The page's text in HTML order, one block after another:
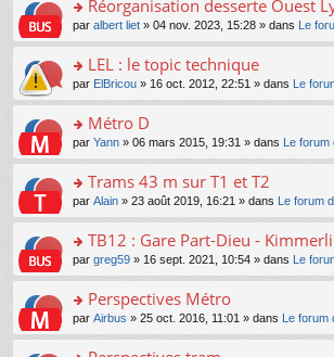
nt
ré
c
e
nt
le
pl
u
s
ré
c
e
nt
n
n
le
pl
u
s
ré
c
e
nt
a
g
e
n
n
le
pl
u
s
ré
c
e
nt
m
e
s
a
g
e
n
n
le
pl
u
s
ré
c
e
nt
ult
er
le
m
e
s
a
g
e
n
n
le
pl
u
s
ré
c
e
o
n
s
ult
er
le
m
e
s
a
g
e
n
n
le
pl
u
s
Réorganisation desserte Ouest
par albert liet » 04 nov. 2023, 15:28 » dans Le
o
n
s
ult
er
le
m
e
s
a
g
e
n
n
LEL : le topic technique
par ElBricou » 16 oct. 2012, 22:51 » dans Le
o
n
s
ult
er
le
m
e
s
a
g
e
n
Métro D
par Yann » 06 mars 2015, 19:31 » dans Le forum
o
n
s
ult
er
le
m
e
s
Trams 43 m sur T1 et T2
par Alain » 23 août 2019, 16:21 » dans Le forum
o
n
s
ult
er
le
TB12 : Gare Part-Dieu -
par greg59 » 16 sept. 2021, 10:54 » dans Le
o
n
s
Perspectives Métro
par Airbus » 25 oct. 2016, 11:01 » dans Le forum